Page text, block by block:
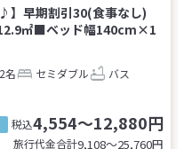
】早期割引30(食事なし)
㎡■ベッド幅140cm×1
名 セミダブル
バス
税込4,554～12,880円
旅行代金合計9,108〜25,760円